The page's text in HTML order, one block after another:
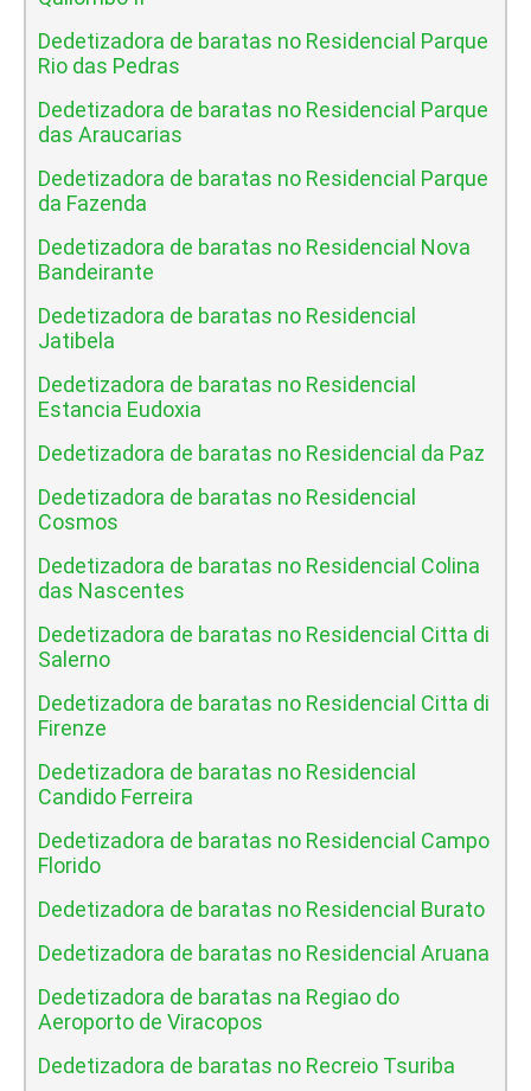
Dedetizadora de baratas no Residencial Parque
Rio das Pedras
Dedetizadora de baratas no Residencial Parque
das Araucarias
Dedetizadora de baratas no Residencial Parque
da Fazenda
Dedetizadora de baratas no Residencial Nova
Bandeirante
Dedetizadora de baratas no Residencial
Jatibela
Dedetizadora de baratas no Residencial
Estancia Eudoxia
Dedetizadora de baratas no Residencial da Paz
Dedetizadora de baratas no Residencial
Cosmos
Dedetizadora de baratas no Residencial Colina
das Nascentes
Dedetizadora de baratas no Residencial Citta di
Salerno
Dedetizadora de baratas no Residencial Citta di
Firenze
Dedetizadora de baratas no Residencial
Candido Ferreira
Dedetizadora de baratas no Residencial Campo
Florido
Dedetizadora de baratas no Residencial Burato
Dedetizadora de baratas no Residencial Aruana
Dedetizadora de baratas na Regiao do
Aeroporto de Viracopos
Dedetizadora de baratas no Recreio Tsuriba